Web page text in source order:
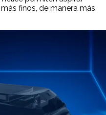
finos, de manera más